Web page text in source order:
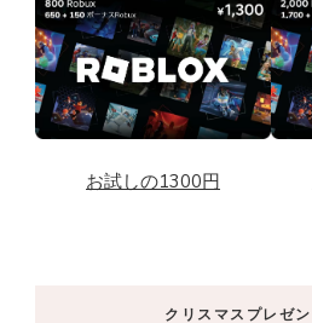
お試しの1300円
クリスマスプレゼ